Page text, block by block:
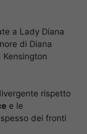
a Lady Diana
di Diana
rispetto
e le
dei fronti